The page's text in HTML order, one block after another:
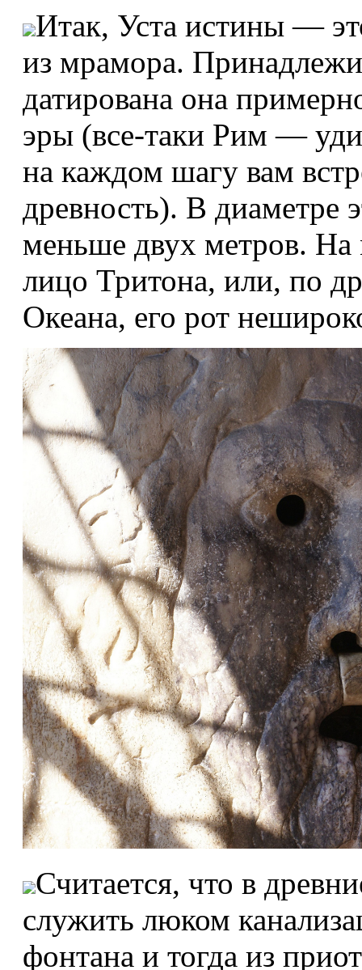
Итак, Уста истины —
из мрамора.
датирована она
эры (все-таки Рим —
на каждом шагу вам
древность). В диаметре
меньше двух метров.
лицо Тритона, или, по
Океана, его рот
Считается, что в
служить люком
фонтана и тогда из